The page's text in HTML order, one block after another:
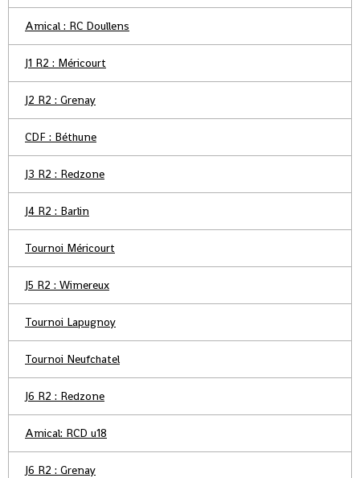
Amical : RC Doullens
J1 R2 : Méricourt
J2 R2 : Grenay
CDF : Béthune
J3 R2 : Redzone
J4 R2 : Barlin
Tournoi Méricourt
J5 R2 : Wimereux
Tournoi Lapugnoy
Tournoi Neufchatel
J6 R2 : Redzone
Amical: RCD u18
J6 R2 : Grenay